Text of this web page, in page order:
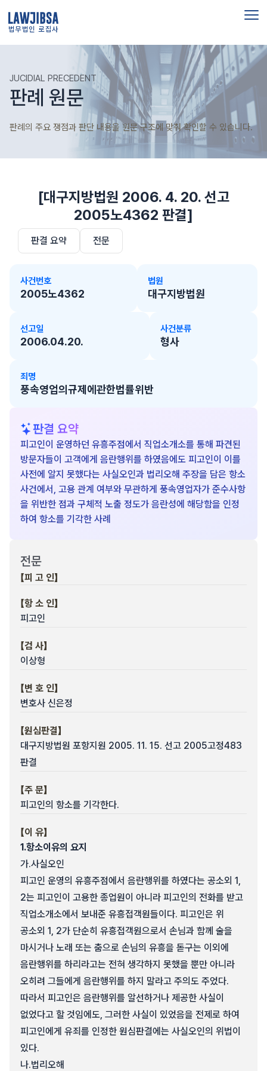
법무법인 로집사
JUCIDIAL PRECEDENT
판례 원문
판례의 주요 쟁점과 판단 내용을 원문 구조에 맞춰 확인할 수 있습니다.
[대구지방법원 2006. 4. 20. 선고
2005노4362 판결]
판결 요약 전문
사건번호
2005노4362
법원
대구지방법원
선고일
2006.04.20.
사건분류
형사
죄명
풍속영업의규제에관한법률위반
판결 요약
피고인이 운영하던 유흥주점에서 직업소개소를 통해 파견된
방문자들이 고객에게 음란행위를 하였음에도 피고인이 이를
사전에 알지 못했다는 사실오인과 법리오해 주장을 담은 항소
사건에서, 고용 관계 여부와 무관하게 풍속영업자가 준수사항
을 위반한 점과 구체적 노출 정도가 음란성에 해당함을 인정
하여 항소를 기각한 사례
전문
【피 고 인】
【항 소 인】
피고인
【검 사】
이상형
【변 호 인】
변호사 신은정
【원심판결】
대구지방법원 포항지원 2005. 11. 15. 선고 2005고정483
판결
【주 문】
피고인의 항소를 기각한다.
【이 유】
1.항소이유의 요지
가.사실오인
피고인 운영의 유흥주점에서 음란행위를 하였다는 공소외 1,
2는 피고인이 고용한 종업원이 아니라 피고인의 전화를 받고
직업소개소에서 보내준 유흥접객원들이다. 피고인은 위
공소외 1, 2가 단순히 유흥접객원으로서 손님과 함께 술을
마시거나 노래 또는 춤으로 손님의 유흥을 돋구는 이외에
음란행위를 하리라고는 전혀 생각하지 못했을 뿐만 아니라
오히려 그들에게 음란행위를 하지 말라고 주의도 주었다.
따라서 피고인은 음란행위를 알선하거나 제공한 사실이
없었다고 할 것임에도, 그러한 사실이 있었음을 전제로 하여
피고인에게 유죄를 인정한 원심판결에는 사실오인의 위법이
있다.
나.법리오해